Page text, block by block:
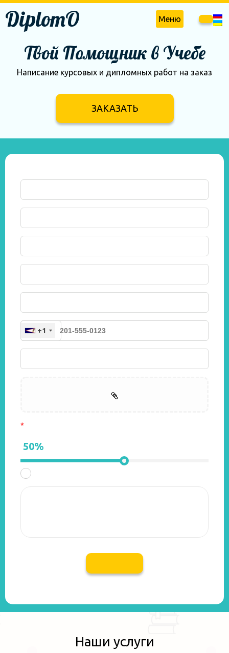
DiplomO Меню
Твой Помощник в Учебе
Написание курсовых и дипломных работ на заказ
ЗАКАЗАТЬ
+1
50%
Наши услуги